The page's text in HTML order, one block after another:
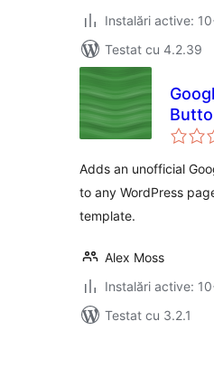
Instalări active:
Testat cu 4.2.39
Adds an unofficial
to any WordPress
template.
Alex Moss
Instalări active:
Testat cu 3.2.1